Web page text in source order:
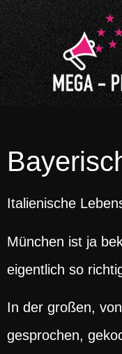
Italienische
München ist ja
eigentlich so
In der großen,
gesprochen,